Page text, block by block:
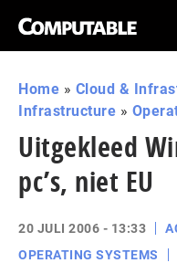
Home » Cloud &
Infrastructure »
Uitgekleed
pc’s, niet EU
20 JULI 2006 - 13:33
OPERATING SYSTEMS